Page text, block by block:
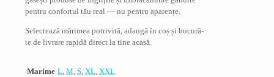
pentru confortul tău real — nu pentru aparențe.
Selectează mărimea potrivită, adaugă în coș și bucură-
te de livrare rapidă direct la tine acasă.
Marime L, M, S, XL, XXL